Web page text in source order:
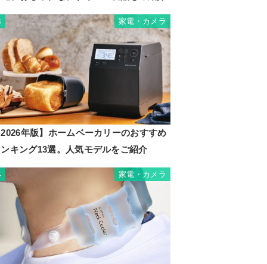
家電・カメラ
年版】ホームベーカリーのおすすめ
キング13選。人気モデルをご紹介
家電・カメラ